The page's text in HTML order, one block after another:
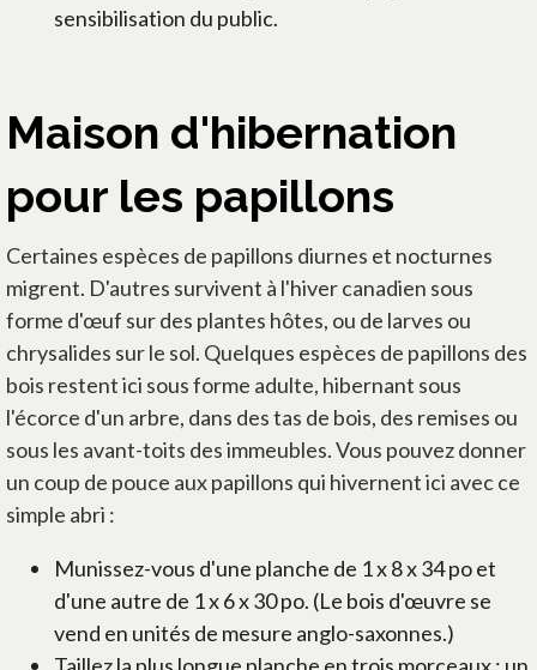
sensibilisation du public.
Maison d'hibernation
pour les papillons
Certaines espèces de papillons diurnes et nocturnes
migrent. D'autres survivent à l'hiver canadien sous
forme d'œuf sur des plantes hôtes, ou de larves ou
chrysalides sur le sol. Quelques espèces de papillons des
bois restent ici sous forme adulte, hibernant sous
l'écorce d'un arbre, dans des tas de bois, des remises ou
sous les avant-toits des immeubles. Vous pouvez donner
un coup de pouce aux papillons qui hivernent ici avec ce
simple abri :
Munissez-vous d'une planche de 1 x 8 x 34 po et
d'une autre de 1 x 6 x 30 po. (Le bois d'œuvre se
vend en unités de mesure anglo-saxonnes.)